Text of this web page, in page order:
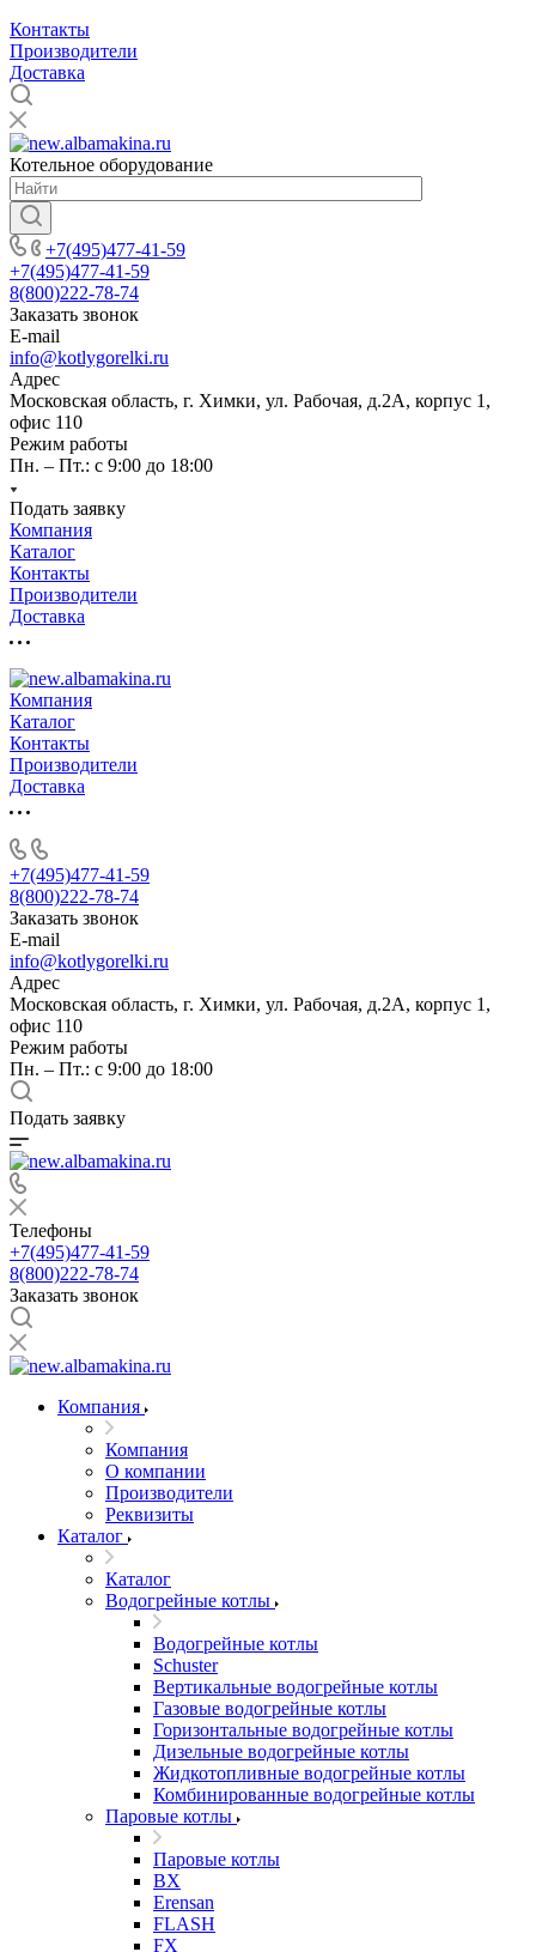
Контакты
Производители
Доставка
Котельное оборудование
+7(495)477-41-59
+7(495)477-41-59
8(800)222-78-74
Заказать звонок
E-mail
info@kotlygorelki.ru
Адрес
Московская область, г. Химки, ул. Рабочая, д.2А, корпус 1,
офис 110
Режим работы
Пн. – Пт.: с 9:00 до 18:00
Подать заявку
Компания
Каталог
Контакты
Производители
Доставка
Компания
Каталог
Контакты
Производители
Доставка
+7(495)477-41-59
8(800)222-78-74
Заказать звонок
E-mail
info@kotlygorelki.ru
Адрес
Московская область, г. Химки, ул. Рабочая, д.2А, корпус 1,
офис 110
Режим работы
Пн. – Пт.: с 9:00 до 18:00
Подать заявку
Телефоны
+7(495)477-41-59
8(800)222-78-74
Заказать звонок
Компания
Компания
О компании
Производители
Реквизиты
Каталог
Каталог
Водогрейные котлы
Водогрейные котлы
Schuster
Вертикальные водогрейные котлы
Газовые водогрейные котлы
Горизонтальные водогрейные котлы
Дизельные водогрейные котлы
Жидкотопливные водогрейные котлы
Комбинированные водогрейные котлы
Паровые котлы
Паровые котлы
BX
Erensan
FLASH
FX